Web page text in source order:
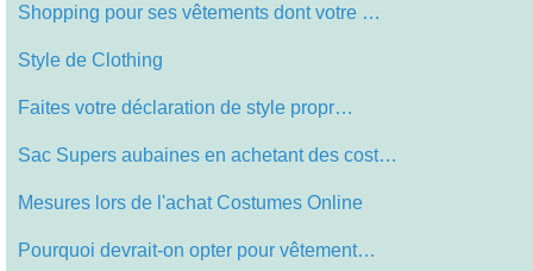
Shopping pour ses vêtements dont votre …
Style de Clothing
Faites votre déclaration de style propr…
Sac Supers aubaines en achetant des cost…
Mesures lors de l'achat Costumes Online
Pourquoi devrait-on opter pour vêtement…